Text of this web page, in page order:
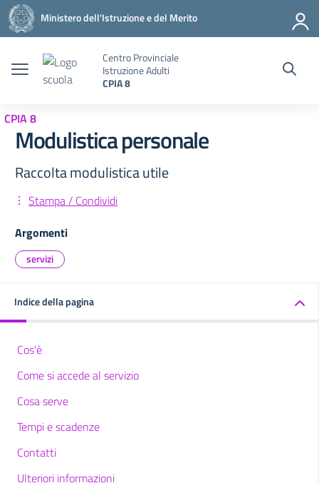
Vai ai contenuti
Vai al menu di navigazione
Vai al footer
Ministero dell'Istruzione e del Merito
Centro Provinciale
Istruzione Adulti
CPIA 8
CPIA 8
Modulistica personale
Raccolta modulistica utile
Stampa / Condividi
Argomenti
servizi
Indice della pagina
Cos'è
Come si accede al servizio
Cosa serve
Tempi e scadenze
Contatti
Ulteriori informazioni